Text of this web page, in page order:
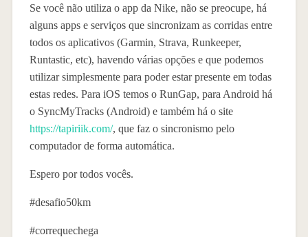
Se você não utiliza o app da Nike, não se preocupe, há
alguns apps e serviços que sincronizam as corridas entre
todos os aplicativos (Garmin, Strava, Runkeeper,
Runtastic, etc), havendo várias opções e que podemos
utilizar simplesmente para poder estar presente em todas
estas redes. Para iOS temos o RunGap, para Android há
o SyncMyTracks (Android) e também há o site
https://tapiriik.com/, que faz o sincronismo pelo
computador de forma automática.
Espero por todos vocês.
#desafio50km
#correquechega